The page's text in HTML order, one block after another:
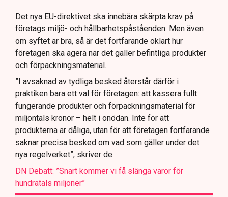
Det nya EU-direktivet ska innebära skärpta krav på
företags miljö- och hållbarhetspåståenden. Men även
om syftet är bra, så är det fortfarande oklart hur
företagen ska agera när det gäller befintliga produkter
och förpackningsmaterial.
”I avsaknad av tydliga besked återstår därför i
praktiken bara ett val för företagen: att kassera fullt
fungerande produkter och förpackningsmaterial för
miljontals kronor – helt i onödan. Inte för att
produkterna är dåliga, utan för att företagen fortfarande
saknar precisa besked om vad som gäller under det
nya regelverket”, skriver de.
DN Debatt: ”Snart kommer vi få slänga varor för
hundratals miljoner”